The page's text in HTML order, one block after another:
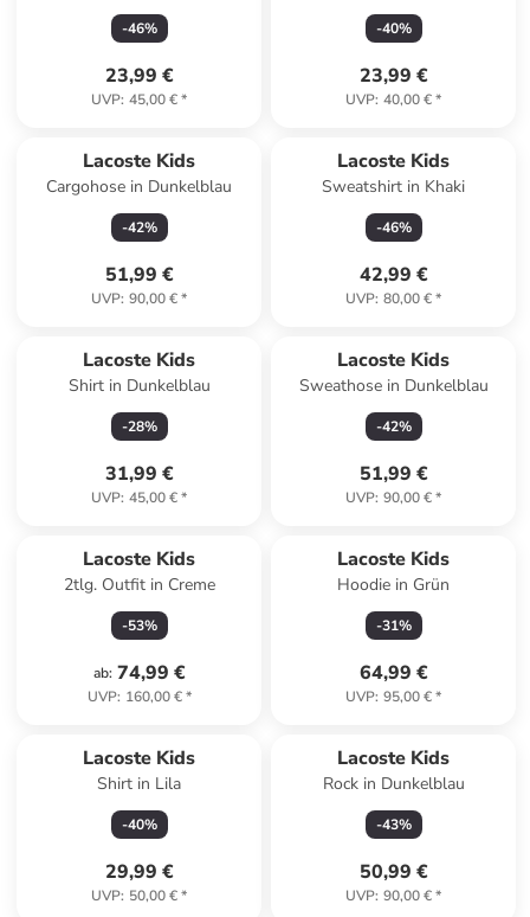
-46%
23,99 €
UVP: 45,00 €*
-40%
23,99 €
UVP: 40,00 €*
Lacoste Kids
Cargohose in Dunkelblau
-42%
51,99 €
UVP: 90,00 €*
Lacoste Kids
Sweatshirt in Khaki
-46%
42,99 €
UVP: 80,00 €*
Lacoste Kids
Shirt in Dunkelblau
-28%
31,99 €
UVP: 45,00 €*
Lacoste Kids
Sweathose in Dunkelblau
-42%
51,99 €
UVP: 90,00 €*
Lacoste Kids
2tlg. Outfit in Creme
-53%
ab: 74,99 €
UVP: 160,00 €*
Lacoste Kids
Hoodie in Grün
-31%
64,99 €
UVP: 95,00 €*
Lacoste Kids
Shirt in Lila
-40%
29,99 €
UVP: 50,00 €*
Lacoste Kids
Rock in Dunkelblau
-43%
50,99 €
UVP: 90,00 €*